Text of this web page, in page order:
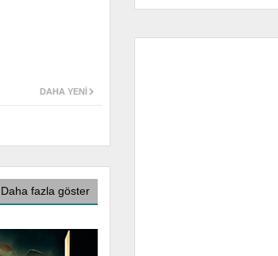
DAHA YENI
Daha fazla göster